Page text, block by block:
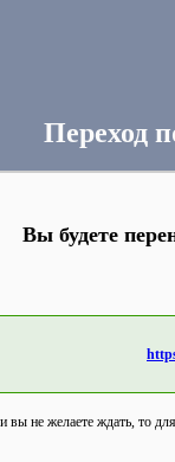
Переход
Вы будете
вы не желаете ждать, то